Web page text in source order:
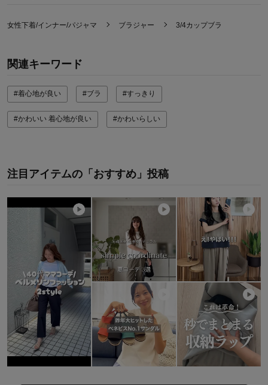
女性下着/インナー/パジャマ ブラジャー 3/4カップブラ
関連キーワード
#着心地が良い #ブラ #すっきり
#かわいい 着心地が良い #かわいらしい
注目アイテムの「おすすめ」投稿